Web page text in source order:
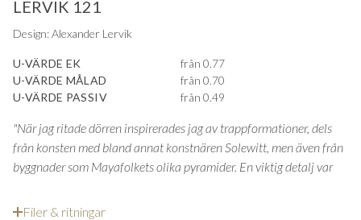
LERVIK 121
Design: Alexander Lervik
U-VÄRDE EK
från 0.77
U-VÄRDE MÅLAD
från 0.70
U-VÄRDE PASSIV
från 0.49
"När jag ritade dörren inspirerades jag av trappformationer, dels
från konsten med bland annat konstnären Solewitt, men även från
byggnader som Mayafolkets olika pyramider. En viktig detalj var
detta medförde utmaningar och avancerad produktutveckling.
Filer & ritningar